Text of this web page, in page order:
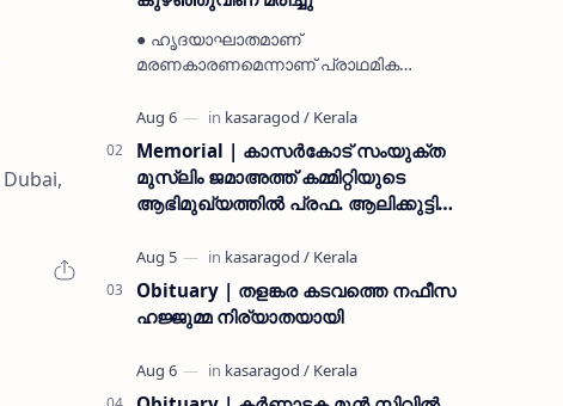
● ഹൃദയാഘാതമാണ്
മരണകാരണമെന്നാണ് പ്രാഥമിക
കമ്യൂണിസ്റ്റ് പ്രവർത്തകരായ
രാമൻ്റെയും ചിരുതേയിയുടെയും
മകളാണ് ● വിവരമറിഞ്ഞ് ജനപ്ര…
Memorial | കാസർകോട് സംയുക്ത
മുസ്ലിം ജമാഅത്ത് കമ്മിറ്റിയുടെ
ആഭിമുഖ്യത്തിൽ പ്രഫ. ആലിക്കുട്ടി
Obituary | തളങ്കര കടവത്തെ നഫീസ
ഹജ്ജുമ്മ നിര്യാതയായി